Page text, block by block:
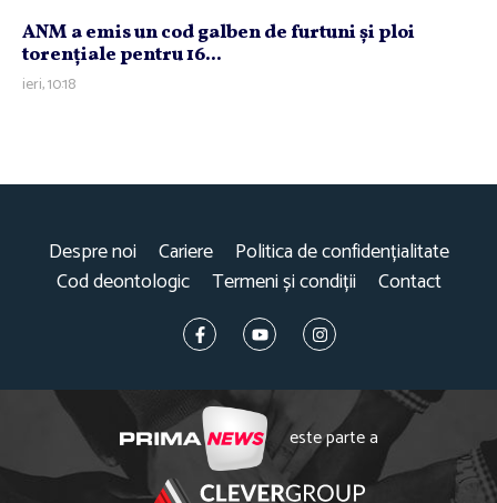
ANM a emis un cod galben de furtuni şi ploi
torenţiale pentru 16...
ieri, 10:18
Despre noi Cariere
Politica de confidențialitate
Cod deontologic
Termeni și condiții Contact
este parte a